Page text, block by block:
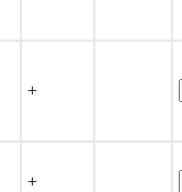
+
+